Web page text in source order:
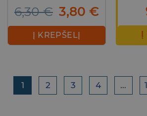
6,30€ Original
price
was:
6,30 €.
3,80 €Current
price
3,80 €.
Į KREPŠELĮ Į
1 2 3 4 …